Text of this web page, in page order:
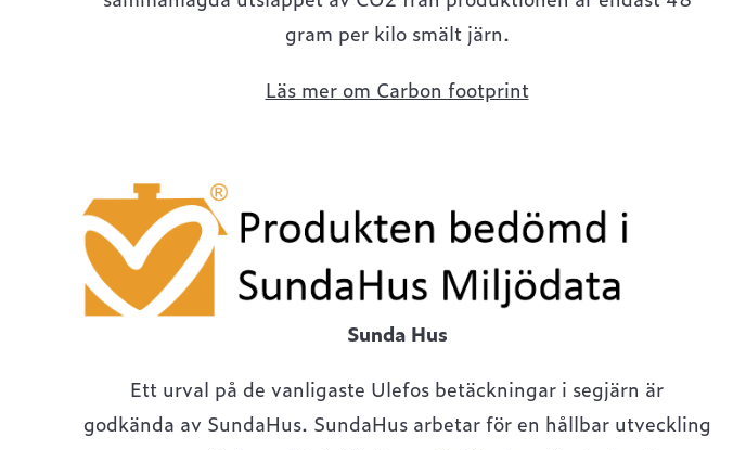
gram per kilo smält järn.
Läs mer om Carbon footprint
Sunda Hus
Ett urval på de vanligaste Ulefos betäckningar i segjärn är
godkända av SundaHus. SundaHus arbetar för en hållbar utveckling